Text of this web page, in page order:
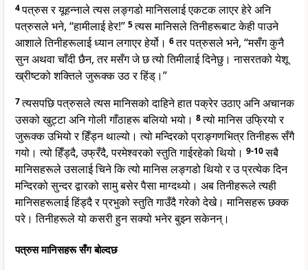
4पत्रुस र यूहन्नाले त्यस लङ्गडो मानिसलाई एकटक लाएर हेरे अनि
पत्रुसले भने, “हामीलाई हेर!” 5त्यस मानिसले तिनीहरूबाट केही पाउने
आशाले तिनीहरूलाई ध्यान लगाएर हेर्यो। 6तर पत्रुसले भने, “मसँग कुनै
सुन अथवा चाँदी छैन, तर मसँग जे छ त्यो तिमीलाई दिनेछु। नासरतको येशू
ख्रीष्टको शक्तिले जुरूक्क उठ र हिंड्।”
7त्यसपछि पत्रुसले त्यस मानिसको दाहिने हात पक्रेर उठाए अनि अचानक
उसको खुट्टा अनि गोली गाँठाहरू बलियो भयो। 8त्यो मानिस उफ्रियो र
जुरूक्क उभियो र हिँड्न थाल्यो। त्यो मन्दिरको प्राङ्गणभित्र तिनीहरू सँगै
गयो। त्यो हिँड्दै, उफ्रँदै, परमेश्वरको स्तुति गाईरहेको थियो। 9-10सबै
मानिसहरूले उसलाई चिने कि त्यो मानिस लङ्गडो थियो र उ प्रत्येक दिन
मन्दिरको सुन्दर द्वारको सामु बसेर पैसा माग्दथ्यो। अब तिनीहरूले त्यही
मानिसहरूलाई हिंड्दै र प्रभुको स्तुति गाउँदै गरेको देखे। मानिसहरू छक्क
परे। तिनीहरूले यो कसरी हुन सक्यो भनेर बुझ्न सकेनन्।
पत्रुस मानिसहरू सँग बोल्दछ